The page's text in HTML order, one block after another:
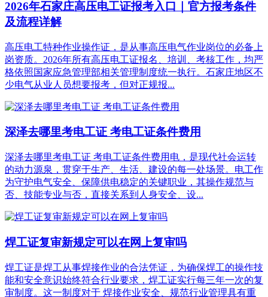
2026年石家庄高压电工证报考入口｜官方报考条件
及流程详解
高压电工特种作业操作证，是从事高压电气作业岗位的必备上
岗资质。2026年所有高压电工证报名、培训、考核工作，均严
格依照国家应急管理部相关管理制度统一执行。石家庄地区不
少电气从业人员想要报考，但对正规报...
深泽去哪里考电工证 考电工证条件费用
深泽去哪里考电工证 考电工证条件费用电，是现代社会运转
的动力源泉，贯穿于生产、生活、建设的每一处场景。电工作
为守护电气安全、保障供电稳定的关键职业，其操作规范与
否、技能专业与否，直接关系到人身安全、设...
焊工证复审新规定可以在网上复审吗
焊工证是焊工从事焊接作业的合法凭证，为确保焊工的操作技
能和安全意识始终符合行业要求，焊工证实行每三年一次的复
审制度。这一制度对于 焊接作业安全、规范行业管理具有重